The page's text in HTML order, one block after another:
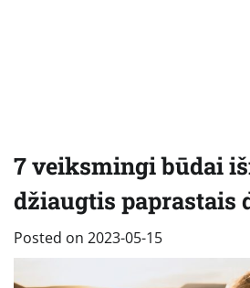
7 veiksmingi būdai
džiaugtis paprastais
Posted on 2023-05-15